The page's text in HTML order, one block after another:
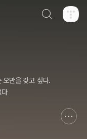
오만을 갖고 싶다.
다